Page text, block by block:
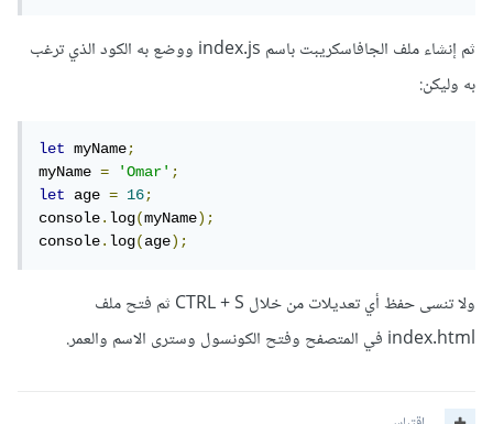
ثم إنشاء ملف الجافاسكريبت باسم index.js ووضع به الكود الذي ترغب
به وليكن:
let myName;
myName = 'Omar';
let
age = 16;
console.log(myName);
console.log(age);
ولا تنسى حفظ أي تعديلات من خلال CTRL + S ثم فتح ملف
index.html في المتصفح وفتح الكونسول وسترى الاسم والعمر.